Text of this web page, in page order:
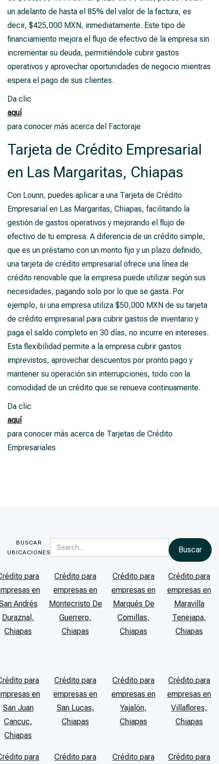
un adelanto de hasta el 85% del valor de la factura, es
decir, $425,000 MXN, inmediatamente. Este tipo de
financiamiento mejora el flujo de efectivo de la empresa sin
incrementar su deuda, permitiéndole cubrir gastos
operativos y aprovechar oportunidades de negocio mientras
espera el pago de sus clientes.
Da clic
aquí
para conocer más acerca del Factoraje
Tarjeta de Crédito Empresarial
en Las Margaritas, Chiapas
Con Lounn, puedes aplicar a una Tarjeta de Crédito
Empresarial en Las Margaritas, Chiapas, facilitando la
gestión de gastos operativos y mejorando el flujo de
efectivo de tu empresa. A diferencia de un crédito simple,
que es un préstamo con un monto fijo y un plazo definido,
una tarjeta de crédito empresarial ofrece una línea de
crédito renovable que la empresa puede utilizar según sus
necesidades, pagando solo por lo que se gasta. Por
ejemplo, si una empresa utiliza $50,000 MXN de su tarjeta
de crédito empresarial para cubrir gastos de inventario y
paga el saldo completo en 30 días, no incurre en intereses.
Esta flexibilidad permite a la empresa cubrir gastos
imprevistos, aprovechar descuentos por pronto pago y
mantener su operación sin interrupciones, todo con la
comodidad de un crédito que se renueva continuamente.
Da clic
aquí
para conocer más acerca de Tarjetas de Crédito
Empresariales
BUSCAR
UBICACIONES
para
en
Andrés
Duraznal,
Chiapas
Crédito para
empresas en
Montecristo De
Guerrero,
Chiapas
Crédito para
empresas en
Marqués De
Comillas,
Chiapas
Crédito para
empresas en
Maravilla
Tenejapa,
Chiapas
para
en
San Juan
Cancuc,
Chiapas
Crédito para
empresas en
San Lucas,
Chiapas
Crédito para
empresas en
Yajalón,
Chiapas
Crédito para
empresas en
Villaflores,
Chiapas
para
Crédito para
Crédito para
Crédito para